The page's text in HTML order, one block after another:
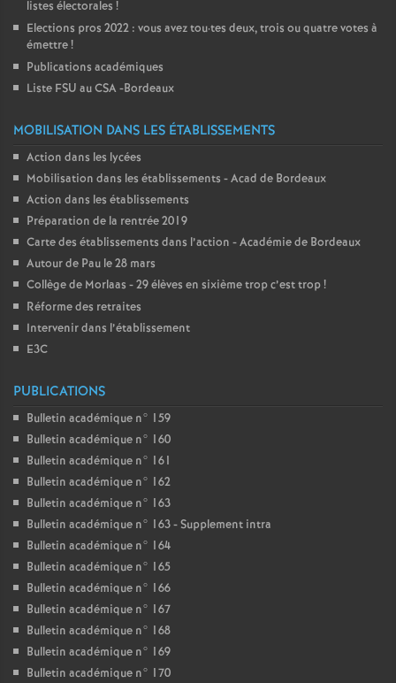
listes électorales !
Elections pros 2022 : vous avez tou·tes deux, trois ou quatre votes à
émettre!
Publications académiques
Liste FSU au CSA -Bordeaux
MOBILISATION DANS LES ÉTABLISSEMENTS
Action dans les lycées
Mobilisation dans les établissements - Acad de Bordeaux
Action dans les établissements
Préparation de la rentrée 2019
Carte des établissements dans l’action - Académie de Bordeaux
Autour de Pau le 28 mars
Collège de Morlaas - 29 élèves en sixième trop c’est trop!
Réforme des retraites
Intervenir dans l’établissement
E3C
PUBLICATIONS
Bulletin académique n° 159
Bulletin académique n° 160
Bulletin académique n° 161
Bulletin académique n° 162
Bulletin académique n° 163
Bulletin académique n° 163 - Supplement intra
Bulletin académique n° 164
Bulletin académique n° 165
Bulletin académique n° 166
Bulletin académique n° 167
Bulletin académique n° 168
Bulletin académique n° 169
Bulletin académique n° 170